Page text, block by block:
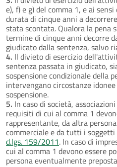
e), f) e g) del comma 1, e ai
durata di cinque anni a
stata scontata. Qualora la pena
termine di cinque anni decorre
giudicato dalla sentenza, salvo
4. Il divieto di esercizio
sentenza passata in giudicato,
sospensione condizionale della
intervengano circostanze
sospensione.
5. In caso di società,
requisiti di cui al comma 1
rappresentante, da altra
commerciale e da tutti i
d.lgs. 159/2011. In caso di
cui al comma 1 devono essere
persona eventualmente